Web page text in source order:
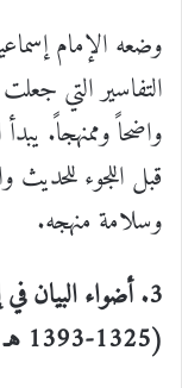
وضعه الإمام
التفاسير التي
واضحاً وممنهجاً.
قبل اللجوء للحديث
وسلامة منهجه.
3. أضواء البيان
(1325-1393 هـ / 1907-1974 م)